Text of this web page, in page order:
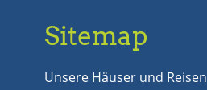
Sitemap
Unsere Häuser und Reisen